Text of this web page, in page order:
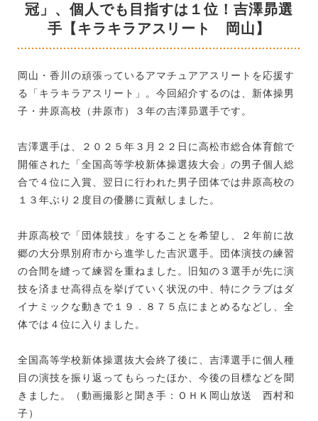
冠」、個人でも目指すは１位！吉澤昴選
手【キラキラアスリート 岡山】
岡山・香川の頑張っているアマチュアアスリートを応援す
る「キラキラアスリート」。今回紹介するのは、新体操男
子・井原高校（井原市）３年の吉澤昴選手です。
吉澤選手は、２０２５年３月２２日に高松市総合体育館で
開催された「全国高等学校新体操選抜大会」の男子個人総
合で４位に入賞、翌日に行われた男子団体では井原高校の
１３年ぶり２度目の優勝に貢献しました。
井原高校で「団体競技」をすることを希望し、２年前に故
郷の大分県別府市から進学した吉沢選手。団体演技の練習
の合間を縫って練習を重ねました。旧知の３選手が先に演
技を済ませ高得点を挙げていく状況の中、特にクラブはダ
イナミックな動きで１９．８７５点にまとめるなどし、全
体では４位に入りました。
全国高等学校新体操選抜大会終了後に、吉澤選手に個人種
目の演技を振り返ってもらったほか、今後の目標などを聞
きました。（動画撮影と聞き手：ＯＨＫ岡山放送 西村和
子）